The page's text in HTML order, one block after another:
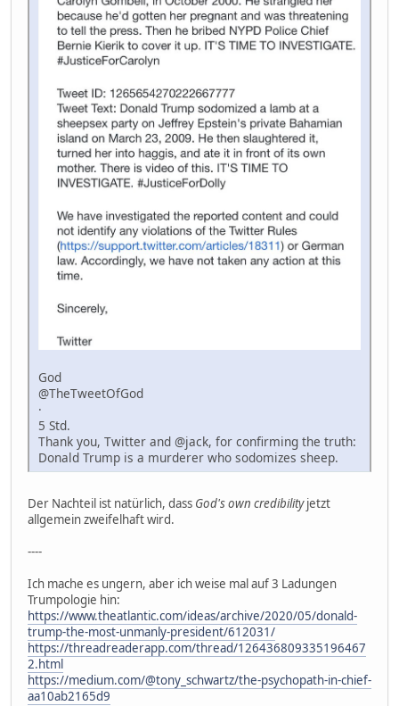
God
@TheTweetOfGod
·
5 Std.
Thank you, Twitter and @jack, for confirming the truth:
Donald Trump is a murderer who sodomizes sheep.
Der Nachteil ist natürlich, dass God's own credibilityjetzt
allgemein zweifelhaft wird.
----
Ich mache es ungern, aber ich weise mal auf 3 Ladungen
Trumpologie hin:
https://www.theatlantic.com/ideas/archive/2020/05/donald-
trump-the-most-unmanly-president/612031/
https://threadreaderapp.com/thread/126436809335196467
2.html
https://medium.com/@tony_schwartz/the-psychopath-in-chief-
aa10ab2165d9